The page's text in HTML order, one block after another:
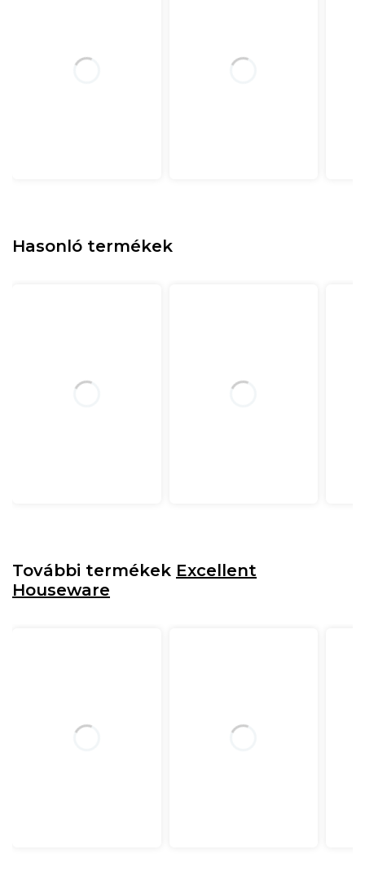
Hasonló termékek
További termékek Excellent
Houseware